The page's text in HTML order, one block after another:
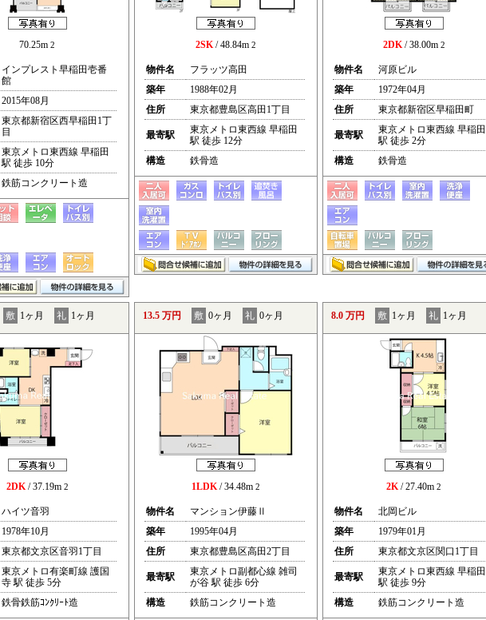
70.25m 2
インプレスト早稲田壱番
館
2015年08月
東京都新宿区西早稲田1丁
目
東京メトロ東西線 早稲田
駅 徒歩 10分
鉄筋コンクリート造
2SK/ 48.84m 2
物件名
フラッツ高田
築年
1988年02月
住所
東京都豊島区高田1丁目
最寄駅
東京メトロ東西線 早稲田
駅 徒歩 12分
構造
鉄骨造
2DK/ 38.00m 2
物件名
河原ビル
築年
1972年04月
住所
東京都新宿区早稲田町
最寄駅
東京メトロ東西線 早稲田
駅 徒歩 2分
構造
鉄骨造
敷 1ヶ月 礼 1ヶ月
2DK/ 37.19m 2
ハイツ音羽
1978年10月
東京都文京区音羽1丁目
東京メトロ有楽町線 護国
寺 駅 徒歩 5分
鉄骨鉄筋ｺﾝｸﾘｰﾄ造
13.5 万円 敷 0ヶ月 礼 0ヶ月
1LDK/ 34.48m 2
物件名
マンション伊藤Ⅱ
築年
1995年04月
住所
東京都豊島区高田2丁目
最寄駅
東京メトロ副都心線 雑司
が谷 駅 徒歩 6分
構造
鉄筋コンクリート造
8.0 万円 敷 1ヶ月 礼 1ヶ月
2K/ 27.40m 2
物件名
北岡ビル
築年
1979年01月
住所
東京都文京区関口1丁目
最寄駅
東京メトロ東西線 早稲田
駅 徒歩 9分
構造
鉄筋コンクリート造